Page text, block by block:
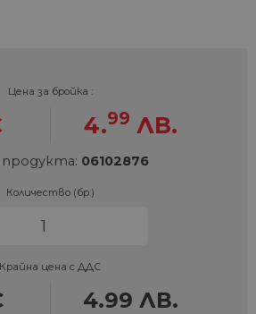
Цена за бройка :
4.99 ЛВ.
продукта: 06102876
Количество (бр.)
Крайна цена с ДДС
4.99 ЛВ.